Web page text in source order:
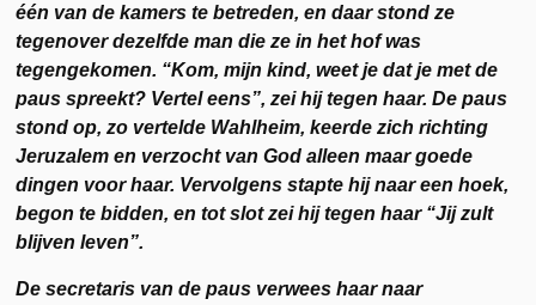
één van de kamers te betreden, en daar stond ze
tegenover dezelfde man die ze in het hof was
tegengekomen. “Kom, mijn kind, weet je dat je met de
paus spreekt? Vertel eens”, zei hij tegen haar. De paus
stond op, zo vertelde Wahlheim, keerde zich richting
Jeruzalem en verzocht van God alleen maar goede
dingen voor haar. Vervolgens stapte hij naar een hoek,
begon te bidden, en tot slot zei hij tegen haar “Jij zult
blijven leven”.
De secretaris van de paus verwees haar naar